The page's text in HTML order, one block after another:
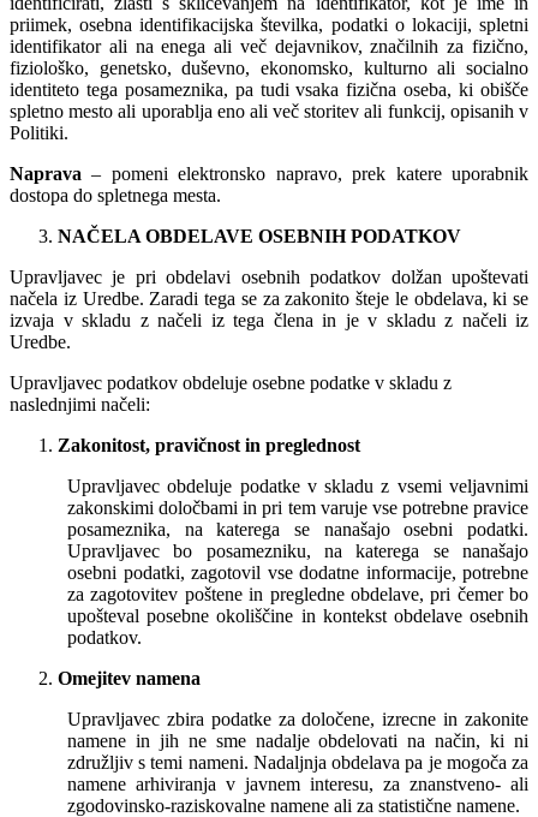
priimek, osebna identifikacijska številka, podatki o lokaciji, spletni
identifikator ali na enega ali več dejavnikov, značilnih za fizično,
fiziološko, genetsko, duševno, ekonomsko, kulturno ali socialno
identiteto tega posameznika, pa tudi vsaka fizična oseba, ki obišče
spletno mesto ali uporablja eno ali več storitev ali funkcij, opisanih v
Politiki.
Naprava – pomeni elektronsko napravo, prek katere uporabnik
dostopa do spletnega mesta.
NAČELA OBDELAVE OSEBNIH PODATKOV
Upravljavec je pri obdelavi osebnih podatkov dolžan upoštevati
načela iz Uredbe. Zaradi tega se za zakonito šteje le obdelava, ki se
izvaja v skladu z načeli iz tega člena in je v skladu z načeli iz
Uredbe.
Upravljavec podatkov obdeluje osebne podatke v skladu z
naslednjimi načeli:
Zakonitost, pravičnost in preglednost
Upravljavec obdeluje podatke v skladu z vsemi veljavnimi
zakonskimi določbami in pri tem varuje vse potrebne pravice
posameznika, na katerega se nanašajo osebni podatki.
Upravljavec bo posamezniku, na katerega se nanašajo
osebni podatki, zagotovil vse dodatne informacije, potrebne
za zagotovitev poštene in pregledne obdelave, pri čemer bo
upošteval posebne okoliščine in kontekst obdelave osebnih
podatkov.
Omejitev namena
Upravljavec zbira podatke za določene, izrecne in zakonite
namene in jih ne sme nadalje obdelovati na način, ki ni
združljiv s temi nameni. Nadaljnja obdelava pa je mogoča za
namene arhiviranja v javnem interesu, za znanstveno- ali
zgodovinsko-raziskovalne namene ali za statistične namene.